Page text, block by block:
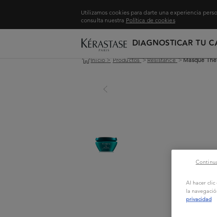
Utilizamos cookies para darte una experiencia
consulta nuestra Política de cookies
DIAGNOSTICAR TU
Inicio > Productos >Resistance >Masque
Al hacer
la
privacidad